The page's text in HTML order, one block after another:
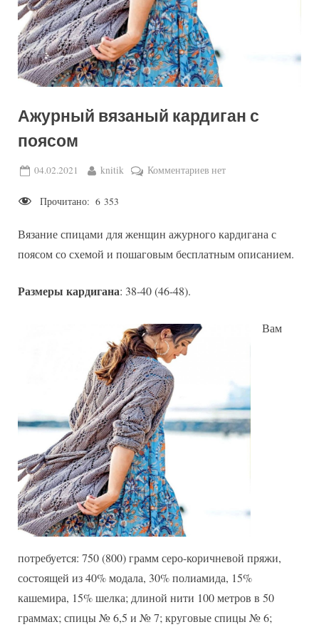
Ажурный вязаный кардиган с
поясом
Posted
04.02.2021 By
knitik Комментариевк
кардиган
с
нет
Прочитано: 6 353
Вязание спицами для женщин ажурного кардигана с
поясом со схемой и пошаговым бесплатным описанием.
Размеры кардигана: 38-40 (46-48).
Вам
потребуется: 750 (800) грамм серо-коричневой пряжи,
состоящей из 40% модала, 30% полиамида, 15%
кашемира, 15% шелка; длиной нити 100 метров в 50
граммах; спицы № 6,5 и № 7; круговые спицы № 6;